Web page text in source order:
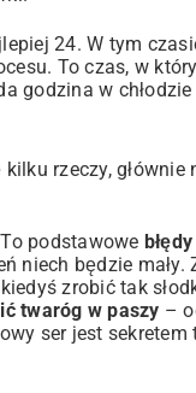
24. W tym
To czas, w
godzina w
rzeczy, głównie
podstawowe
niech będzie mały.
zrobić tak
twaróg w paszy –
ser jest sekretem